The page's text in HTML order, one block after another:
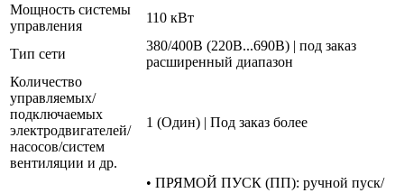
Мощность системы
управления
110 кВт
Тип сети
380/400В (220В...690В) | под заказ
расширенный диапазон
Количество
управляемых/
подключаемых
электродвигателей/
насосов/систем
вентиляции и др.
1 (Один) | Под заказ более
• ПРЯМОЙ ПУСК (ПП): ручной пуск/